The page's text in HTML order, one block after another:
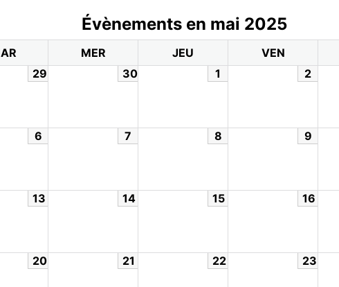
Évènements en mai 2025
MER JEU
VEN
29 30 1 2
6 7 8 9
13 14 15 16
20 21 22 23